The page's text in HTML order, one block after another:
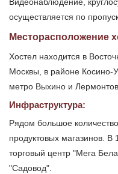
Видеонаблюдение,
осуществляется по
Месторасположение
Хостел находится в
Москвы, в районе Косино-
метро Выхино и
Инфраструктура:
Рядом большое
продуктовых магазинов. В
торговый центр "Мега
"Садовод".